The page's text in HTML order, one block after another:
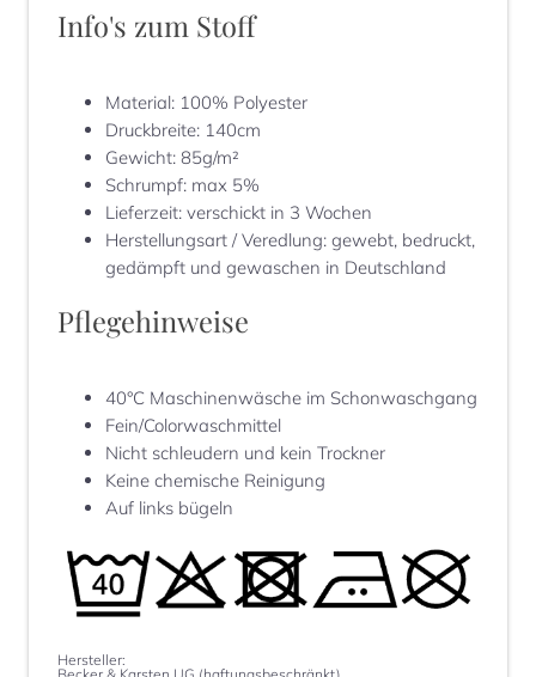
Info's zum Stoff
Material: 100% Polyester
Druckbreite: 140cm
Gewicht:85g/m²
Schrumpf: max 5%
Lieferzeit:verschickt in 3 Wochen
Herstellungsart / Veredlung:gewebt, bedruckt,
gedämpft und gewaschen in Deutschland
Pflegehinweise
40°C Maschinenwäsche im Schonwaschgang
Fein/Colorwaschmittel
Nicht schleudern und kein Trockner
Keine chemische Reinigung
Auf links bügeln
Hersteller: